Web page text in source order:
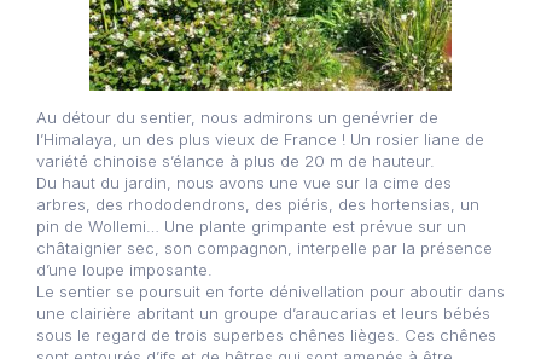
Au détour du sentier, nous admirons un genévrier de
l’Himalaya, un des plus vieux de France ! Un rosier liane de
variété chinoise s’élance à plus de 20 m de hauteur.
Du haut du jardin, nous avons une vue sur la cime des
arbres, des rhododendrons, des piéris, des hortensias, un
pin de Wollemi… Une plante grimpante est prévue sur un
châtaignier sec, son compagnon, interpelle par la présence
d’une loupe imposante.
Le sentier se poursuit en forte dénivellation pour aboutir dans
une clairière abritant un groupe d’araucarias et leurs bébés
sous le regard de trois superbes chênes lièges. Ces chênes